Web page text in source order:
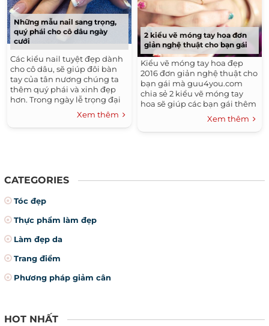
Những Kiểu Tóc Nam Đẹp
Tóc Uốn Xoăn Đẹp
Thời Trang Thu Đông Hàn Quốc 2015 - 2016
Tóc Ngắn Đẹp
Thời Trang Hè
Kiểu Tóc Đẹp
Thời Trang Nam Hè 2016
Xu Hướng Tóc Đẹp 2016
Những Kiểu Tóc Đẹp
Móng Tay Đẹp
Thời Trang Đường Phố
Style Street
Những mẫu nail sang trọng,
quý phái cho cô dâu ngày
cưới
Các kiểu nail tuyệt đẹp dành
cho cô dâu, sẽ giúp đôi bàn
tay của tân nương chúng ta
thêm quý phái và xinh đẹp
hơn. Trong ngày lễ trọng đại
Xem thêm
2 kiểu vẽ móng tay hoa đơn
giản nghệ thuật cho bạn gái
Kiểu vẽ móng tay hoa đẹp
2016 đơn giản nghệ thuật cho
bạn gái mà guu4you.com
chia sẻ 2 kiểu vẽ móng tay
hoa sẽ giúp các bạn gái thêm
Xem thêm
CATEGORIES
Tóc đẹp
Thực phẩm làm đẹp
Làm đẹp da
Trang điểm
Phương pháp giảm cân
HOT NHẤT